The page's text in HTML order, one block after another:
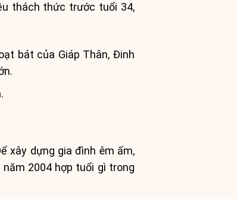
thách thức trước tuổi 34,
bát của Giáp Thân, Đinh
xây dựng gia đình êm ấm,
2004 hợp tuổi gì trong